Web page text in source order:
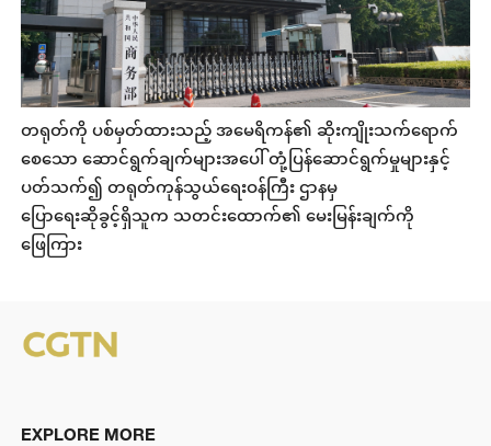
တရုတ်ကို ပစ်မှတ်ထားသည့် အမေရိကန်၏ ဆိုးကျိုးသက်ရောက်
စေသော ဆောင်ရွက်ချက်များအပေါ် တုံ့ပြန်ဆောင်ရွက်မှုများနှင့်
ပတ်သက်၍ တရုတ်ကုန်သွယ်ရေးဝန်ကြီး ဌာနမှ
ပြောရေးဆိုခွင့်ရှိသူက သတင်းထောက်၏ မေးမြန်းချက်ကို
ဖြေကြား
EXPLORE MORE